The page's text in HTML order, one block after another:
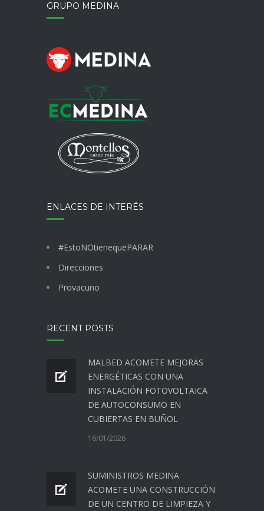
GRUPO MEDINA
ENLACES DE INTERÉS
#EstoNOtienequePARAR
Direcciones
Provacuno
RECENT POSTS
MALBED ACOMETE MEJORAS
ENERGÉTICAS CON UNA
INSTALACIÓN FOTOVOLTAICA
DE AUTOCONSUMO EN
CUBIERTAS EN BUÑOL
16/01/2026
SUMINISTROS MEDINA
ACOMETE UNA CONSTRUCCIÓN
DE UN CENTRO DE LIMPIEZA Y